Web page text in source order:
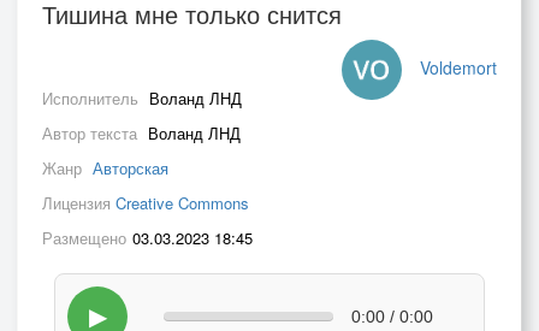
Тишина мне только снится
Voldemort
Исполнитель Воланд ЛНД
Автор текста Воланд ЛНД
Жанр Авторская
Лицензия Creative Commons
Размещено 03.03.2023 18:45
▶ 0:00 / 0:00